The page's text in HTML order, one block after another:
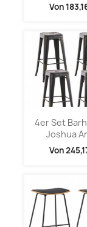
Von
4er Set
Joshua
Von